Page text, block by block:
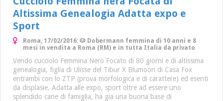
Altissima Genealogia Adatta expo e
Sport
Roma, 17/02/2016: 🐶 Dobermann femmina di 10 anni e 8
mesi in vendita a Roma (RM) e in tutta Italia da privato
Vendo cucciolo Femmina Nero Focato di 80 giorni e di altissima
genealogia, figlia di Ulisse del Tibur X Blumoon di Casa Fox
entrambi con lo ZTP (prova morfologica e di carattere) ed esenti
da displasie. Adatta alle expo, sport oltre ad essere uno
splendido cane di famiglia, ha gia una buona base di